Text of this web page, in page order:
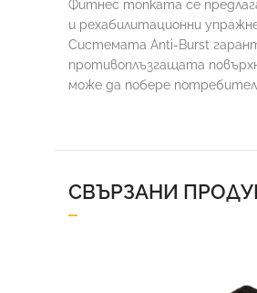
Фитнес топката се
и рехабилитационни
Системата Anti-Burst
противоплъзгащата
може да побере
СВЪРЗАНИ